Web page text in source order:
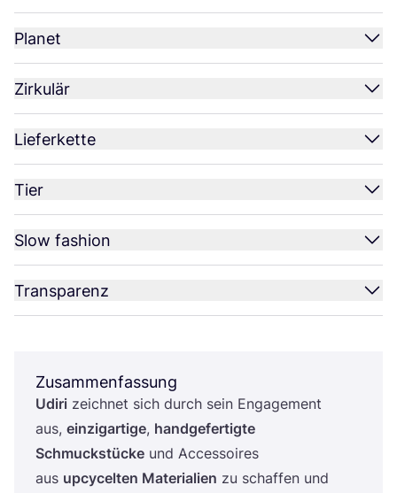
Planet
Zirkulär
Lieferkette
Tier
Slow fashion
Transparenz
Zusammenfassung
Udi­ri zeich­net sich durch sein Enga­ge­ment
aus, ein­zig­ar­ti­ge, hand­ge­fer­tig­te
Schmuck­stü­cke und Acces­soires
aus upcy­cel­ten Mate­ria­li­en zu schaf­fen und